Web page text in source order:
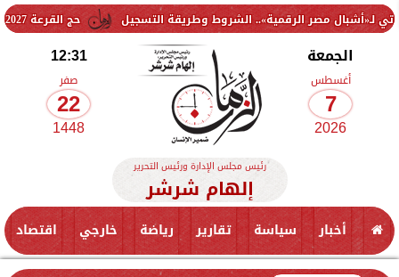
حج القرعة 2027.. الشروط وخطوات التقديم ومواعيد التسجيل الرسمية الرقمية».. الشروط وطريقة التسجيل
الجمعة
أغسطس
7
2026
12:31
صفر
22
1448
رئيس مجلس الإدارة ورئيس التحرير
إلهام شرشر
أخبار سياسة تقارير رياضة خارجي اقتصاد